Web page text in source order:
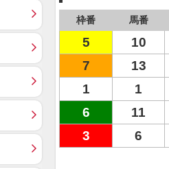
枠番 馬番
5 10
7
13
1
1
6
11
3
6